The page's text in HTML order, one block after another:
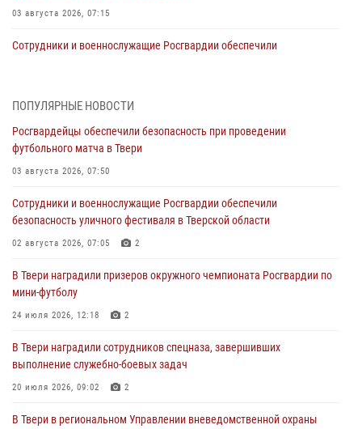
03 августа 2026, 07:15
Сотрудники и военнослужащие Росгвардии обеспечили
генерала армии Виктора Золотова с заместителем полномочного
представителя Президента Российской Федерации в Северо-
Кавказском федеральном округе Виталием Кузнецовым
Росгвардейцы в Твери приняли участие в молебне, посвященном
Дню Крещения Руси
Сотрудники вневедомственной охраны совершили 250 выездов и
пресекли 20 правонарушений за неделю в Тверской области
В Твери наградили призеров окружного чемпионата Росгвардии по
мини-футболу
ПОПУЛЯРНЫЕ НОВОСТИ
Росгвардейцы обеспечили безопасность при проведении
футбольного матча в Твери
03 августа 2026, 07:50
Сотрудники и военнослужащие Росгвардии обеспечили
безопасность уличного фестиваля в Тверской области
02 августа 2026, 07:05 2
В Твери наградили призеров окружного чемпионата Росгвардии по
мини-футболу
24 июля 2026, 12:18 2
В Твери наградили сотрудников спецназа, завершивших
выполнение служебно-боевых задач
20 июля 2026, 09:02 2
В Твери в региональном Управлении вневедомственной охраны